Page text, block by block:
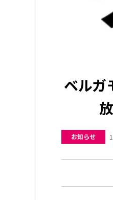
ベルガ
お知らせ